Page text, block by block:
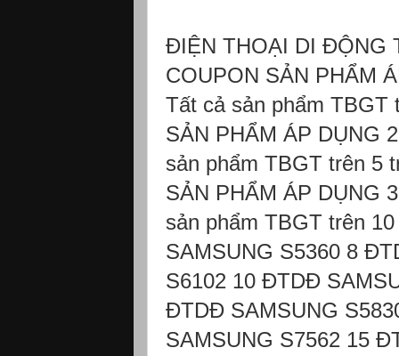
ĐIỆN THOẠI DI ĐỘNG
COUPON SẢN PHẨM
Tất cả sản phẩm
SẢN PHẨM ÁP DỤNG
sản phẩm TBGT trên 5
SẢN PHẨM ÁP DỤNG
sản phẩm TBGT trên
SAMSUNG S5360 8
S6102 10 ĐTDĐ
ĐTDĐ SAMSUNG
SAMSUNG S7562 15